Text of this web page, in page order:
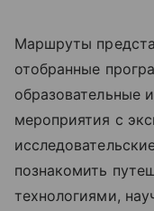
Маршруты
отобранные
образовательные
мероприятия с
познакомить
технологиями,